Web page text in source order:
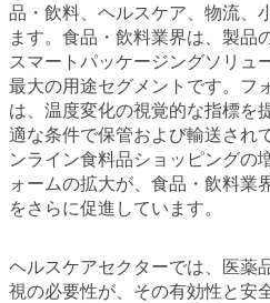
品・飲料、ヘルスケア、物流、
ます。食品・飲料業界は、製品
スマートパッケージングソリュ
最大の用途セグメントです。フ
は、温度変化の視覚的な指標を
適な条件で保管および輸送され
ンライン食料品ショッピングの
ォームの拡大が、食品・飲料業
をさらに促進しています。
ヘルスケアセクターでは、医薬
視の必要性が、その有効性と安